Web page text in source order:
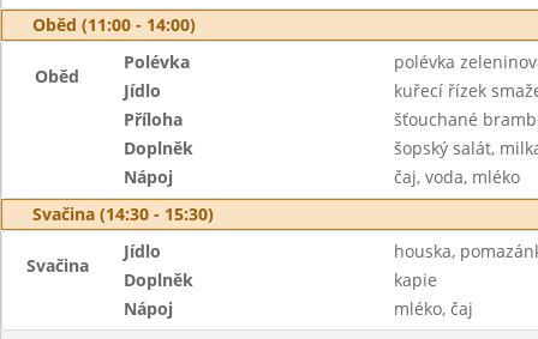
Oběd (11:00 - 14:00)
Oběd
Polévka
polévka
Jídlo
kuřecí řízek
Příloha
šťouchané
Doplněk
šopský salát,
Nápoj
čaj, voda, mléko
Svačina (14:30 - 15:30)
Svačina
Jídlo
houska,
Doplněk
kapie
Nápoj
mléko, čaj